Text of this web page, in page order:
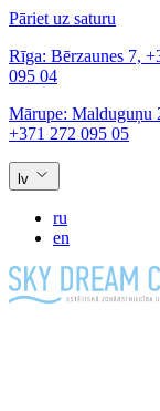
Pāriet uz saturu
Rīga: Bērzaunes 7,
095 04
Mārupe: Malduguņu
+371 272 095 05
lv
ru
en